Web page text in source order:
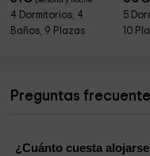
4 Dormitorios, 4
Baños, 9 Plazas
5
10
Preguntas
¿Cuánto cuesta